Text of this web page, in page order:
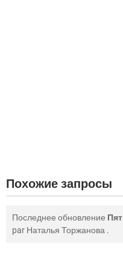
Похожие запросы
Последнее обновление
par Наталья Торжанова .